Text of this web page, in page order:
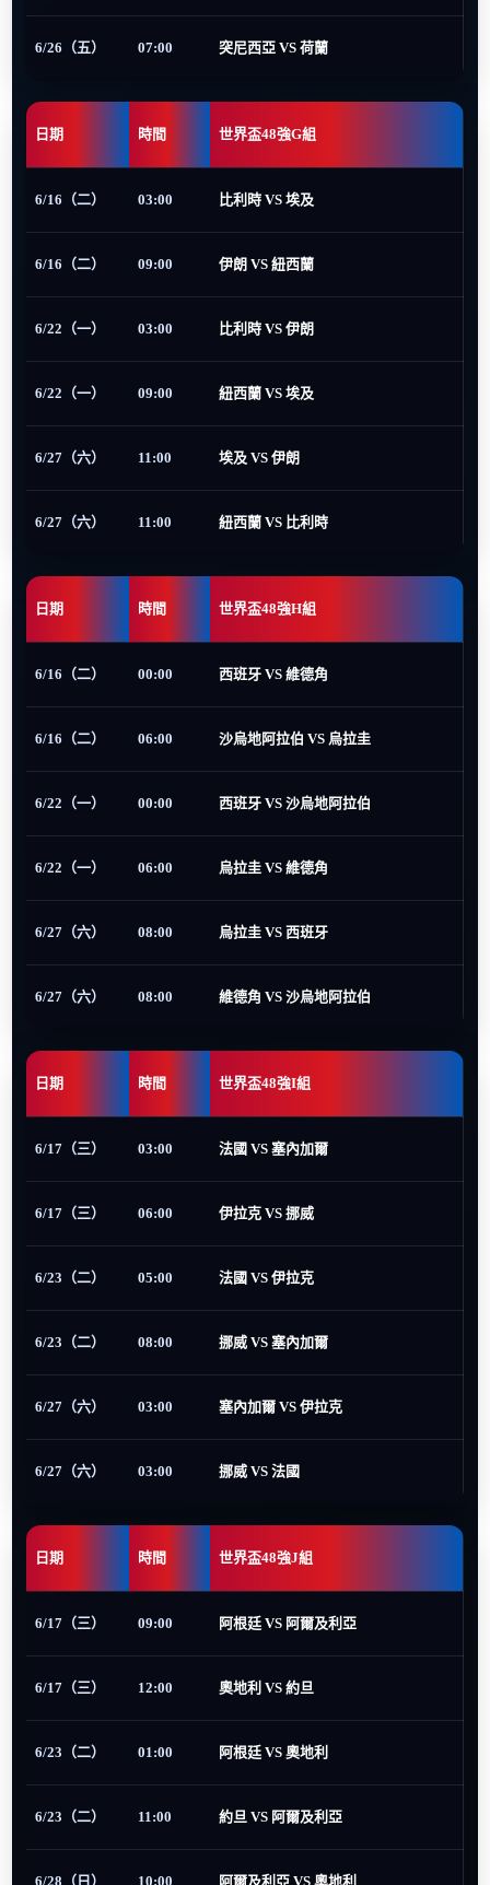
6/26（五） 07:00 突尼西亞 VS 荷蘭
日期 時間 世界盃48強G組
6/16（二） 03:00 比利時 VS 埃及
6/16（二） 09:00 伊朗 VS 紐西蘭
6/22（一） 03:00 比利時 VS 伊朗
6/22（一） 09:00 紐西蘭 VS 埃及
6/27（六） 11:00 埃及 VS 伊朗
6/27（六） 11:00 紐西蘭 VS 比利時
日期 時間 世界盃48強H組
6/16（二） 00:00 西班牙 VS 維德角
6/16（二） 06:00 沙烏地阿拉伯 VS 烏拉圭
6/22（一） 00:00 西班牙 VS 沙烏地阿拉伯
6/22（一） 06:00 烏拉圭 VS 維德角
6/27（六） 08:00 烏拉圭 VS 西班牙
6/27（六） 08:00 維德角 VS 沙烏地阿拉伯
日期 時間 世界盃48強I組
6/17（三） 03:00 法國 VS 塞內加爾
6/17（三） 06:00 伊拉克 VS 挪威
6/23（二） 05:00 法國 VS 伊拉克
6/23（二） 08:00 挪威 VS 塞內加爾
6/27（六） 03:00 塞內加爾 VS 伊拉克
6/27（六） 03:00 挪威 VS 法國
日期 時間 世界盃48強J組
6/17（三） 09:00 阿根廷 VS 阿爾及利亞
6/17（三） 12:00 奧地利 VS 約旦
6/23（二） 01:00 阿根廷 VS 奧地利
6/23（二） 11:00 約旦 VS 阿爾及利亞
6/28（日） 10:00 阿爾及利亞 VS 奧地利